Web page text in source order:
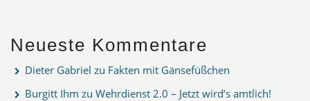
Neueste Kommentare
Dieter Gabriel zu Fakten mit Gänsefüßchen
Burgitt Ihm zu Wehrdienst 2.0 – Jetzt wird’s amtlich!